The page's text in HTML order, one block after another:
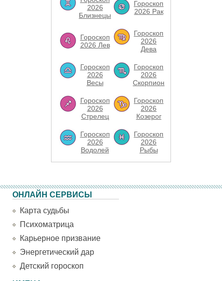
2026
Близнецы
Гороскоп
2026 Рак
Гороскоп
2026 Лев
Гороскоп
2026
Дева
Гороскоп
2026
Весы
Гороскоп
2026
Скорпион
Гороскоп
2026
Стрелец
Гороскоп
2026
Козерог
Гороскоп
2026
Водолей
Гороскоп
2026
Рыбы
ОНЛАЙН СЕРВИСЫ
Карта судьбы
Психоматрица
Карьерное призвание
Энергетический дар
Детский гороскоп